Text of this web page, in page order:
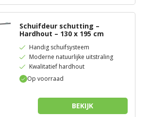
Op voorraad
Schuifdeur schutting –
Hardhout – 130 x 195 cm
Handig schuifsysteem
Moderne natuurlijke uitstraling
Kwalitatief hardhout
BEKIJK